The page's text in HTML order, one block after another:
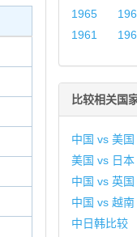
1965
1961
比较相关国
中国 vs 美国
美国 vs 日本
中国 vs 英国
中国 vs 越南
中日韩比较